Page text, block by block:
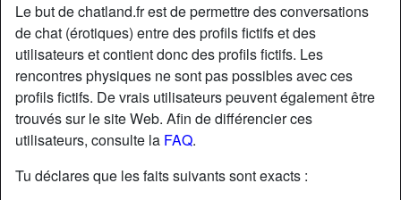
Le but de chatland.fr est de permettre des conversations
de chat (érotiques) entre des profils fictifs et des
utilisateurs et contient donc des profils fictifs. Les
rencontres physiques ne sont pas possibles avec ces
profils fictifs. De vrais utilisateurs peuvent également être
trouvés sur le site Web. Afin de différencier ces
utilisateurs, consulte la FAQ.
Tu déclares que les faits suivants sont exacts :
starAjouter chatDiscuter !